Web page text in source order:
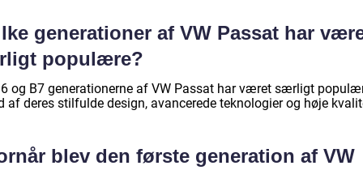
generationer af VW Passat har
populære?
og B7 generationerne af VW Passat har været særligt
af deres stilfulde design, avancerede teknologier og høje
blev den første generation af VW